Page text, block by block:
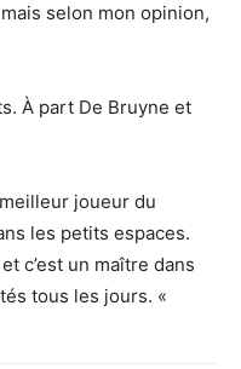
selon mon opinion,
À part De Bruyne et
joueur du
les petits espaces.
c’est un maître dans
tous les jours. «